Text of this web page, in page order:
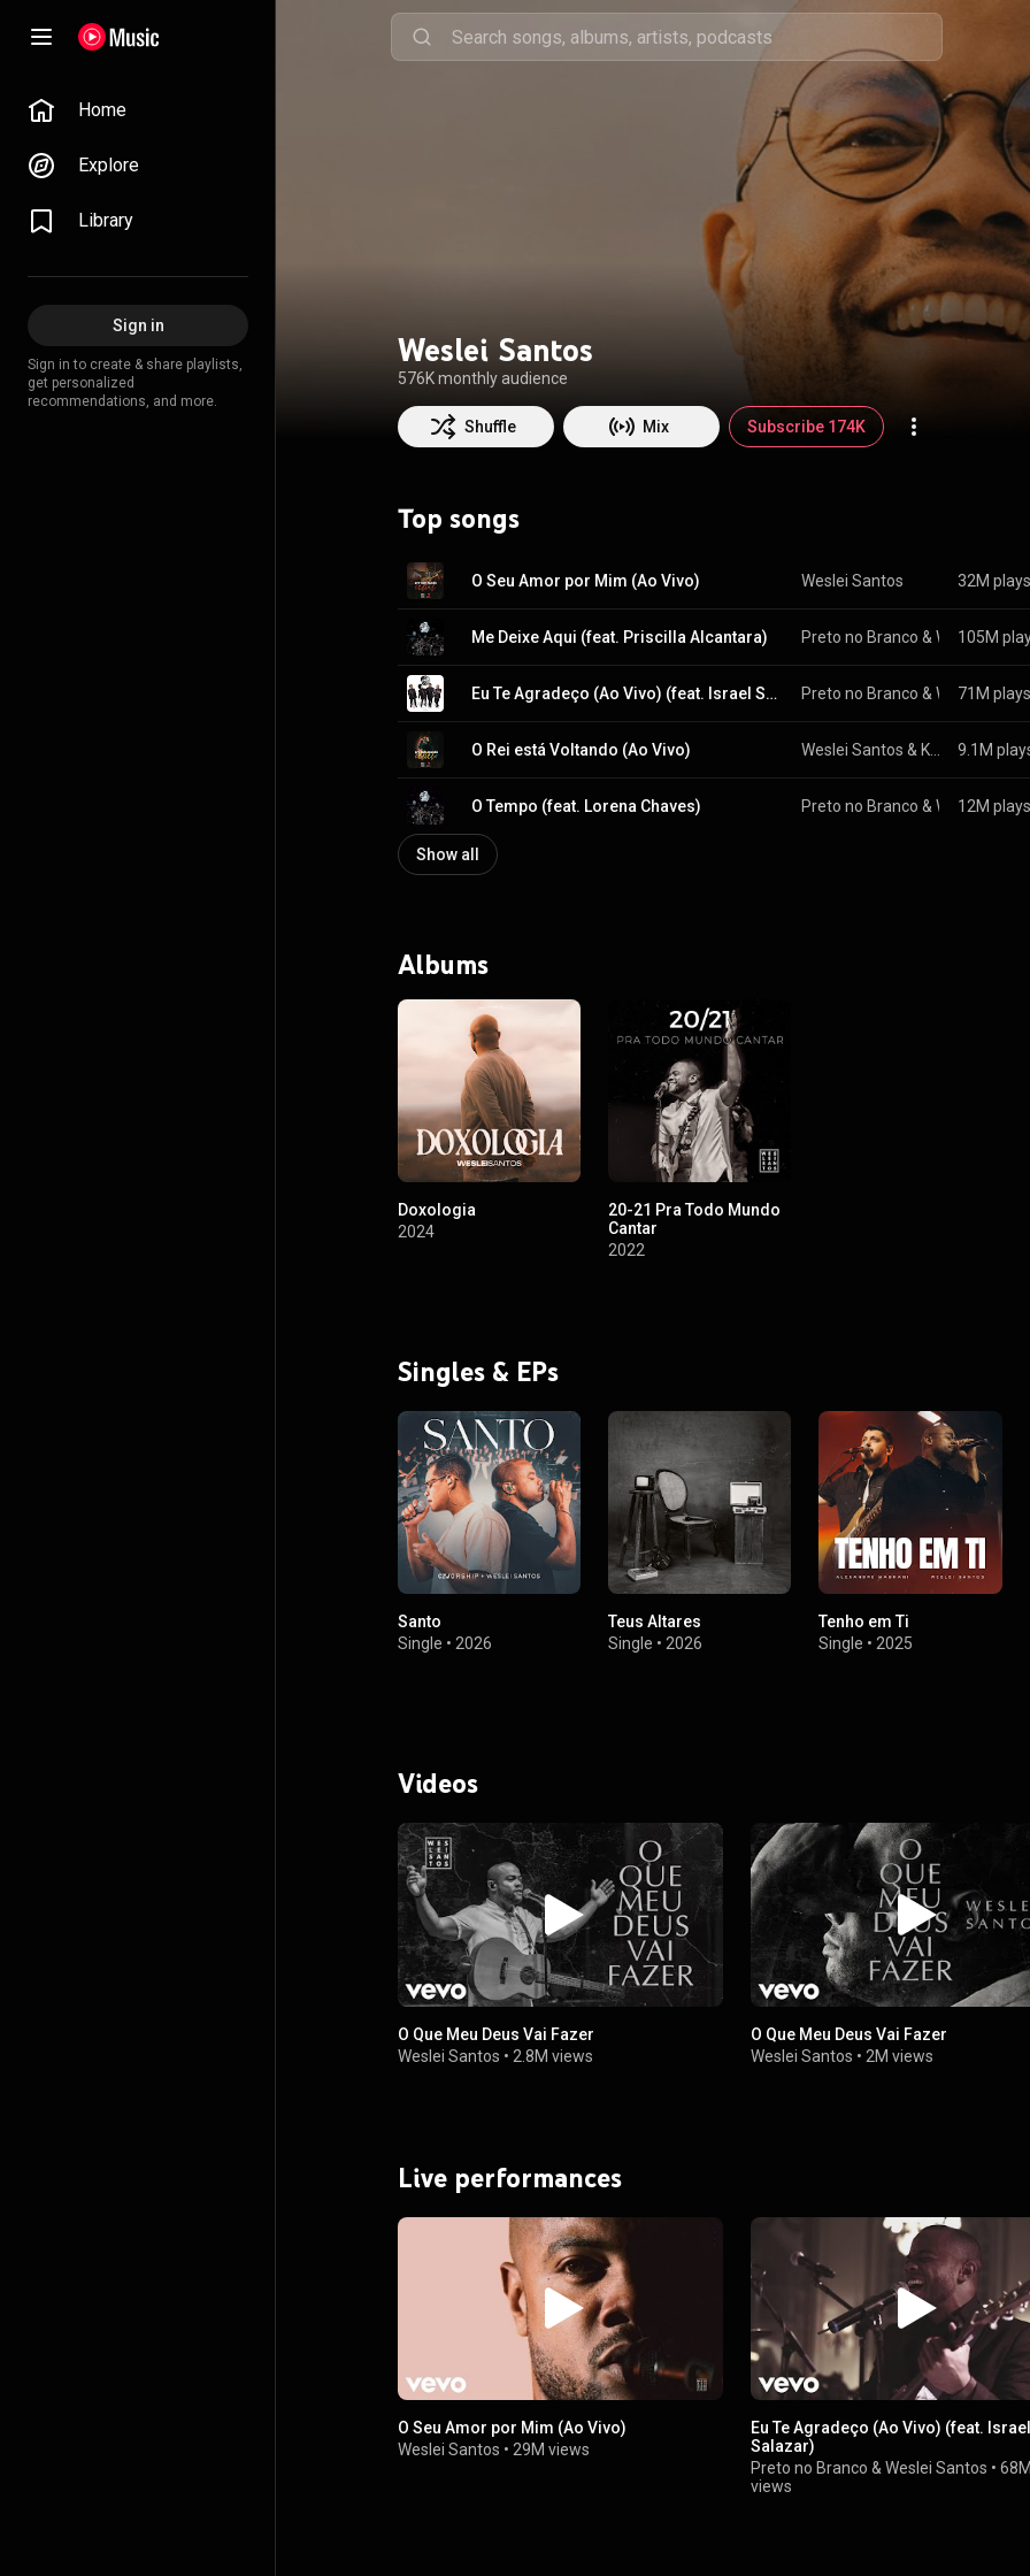
Home
Explore
Library
Sign in
Sign in to create & share playlists,
get personalized
recommendations, and more.
Weslei Santos
576K monthly audience
Shuffle Mix Subscribe 174K
Top songs
O Seu Amor por Mim (Ao Vivo) Weslei Santos 32M plays
Me Deixe Aqui (feat. Priscilla Alcantara) Preto no Branco & Weslei Santos105M
Eu Te Agradeço (Ao Vivo) (feat. Israel Salazar) Preto no Branco & Weslei Santos71M plays
O Rei está Voltando (Ao Vivo) Weslei Santos & 9.1M
O Tempo (feat. Lorena Chaves) Preto no Branco & Weslei Santos12M plays
Show all
Albums
Doxologia
2024
20-21 Pra Todo Mundo
Cantar
2022
Singles & EPs
Santo
Single • 2026
Teus Altares
Single •2026
Tenho em Ti
Single •2025
Videos
O Que Meu Deus Vai Fazer
Weslei Santos • 2.8M views
O Que Meu Deus Vai Fazer
Weslei Santos • 2M views
Live performances
O Seu Amor por Mim (Ao Vivo)
Weslei Santos • 29M views
Eu Te Agradeço (Ao Vivo) (feat.
Salazar)
Preto no Branco &Weslei Santos •
views